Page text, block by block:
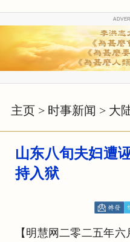
主页 > 时事新闻 > 大
山东八旬夫妇遭
持入狱
【明慧网二零二五年